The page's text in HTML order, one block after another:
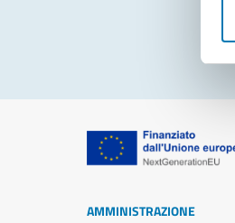
AMMINISTRAZIONE